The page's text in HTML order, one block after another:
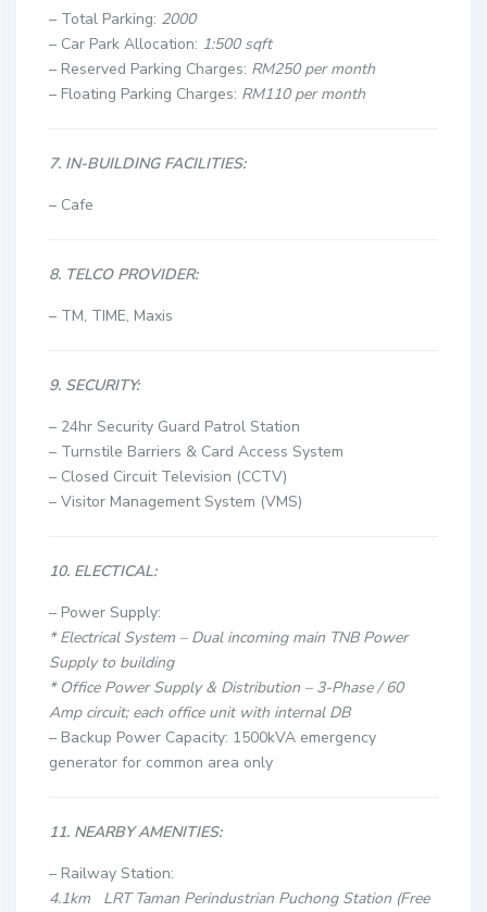
– Total Parking: 2000
– Car Park Allocation: 1:500 sqft
– Reserved Parking Charges: RM250 per month
– Floating Parking Charges: RM110 per month
7. IN-BUILDING FACILITIES:
– Cafe
8. TELCO PROVIDER:
– TM, TIME, Maxis
9. SECURITY:
– 24hr Security Guard Patrol Station
– Turnstile Barriers & Card Access System
– Closed Circuit Television (CCTV)
– Visitor Management System (VMS)
10. ELECTICAL:
– Power Supply:
* Electrical System – Dual incoming main TNB Power
Supply to building
* Office Power Supply & Distribution – 3-Phase / 60
Amp circuit; each office unit with internal DB
– Backup Power Capacity: 1500kVA emergency
generator for common area only
11. NEARBY AMENITIES:
– Railway Station:
4.1km LRT Taman Perindustrian Puchong Station (Free